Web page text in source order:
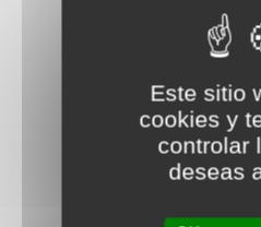
Este sitio
cookies y
controlar
deseas